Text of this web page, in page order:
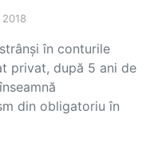
în conturile
privat, după 5 ani de
din obligatoriu în